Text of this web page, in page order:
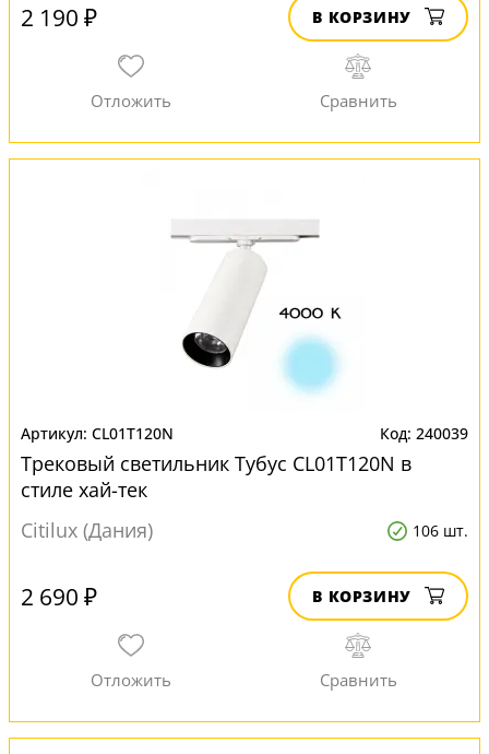
2 190 ₽ В КОРЗИНУ
CL01T120N 240039
Трековый светильник Тубус CL01T120N в
стиле хай-тек
Citilux (Дания)
106 шт.
2 690 ₽ В КОРЗИНУ